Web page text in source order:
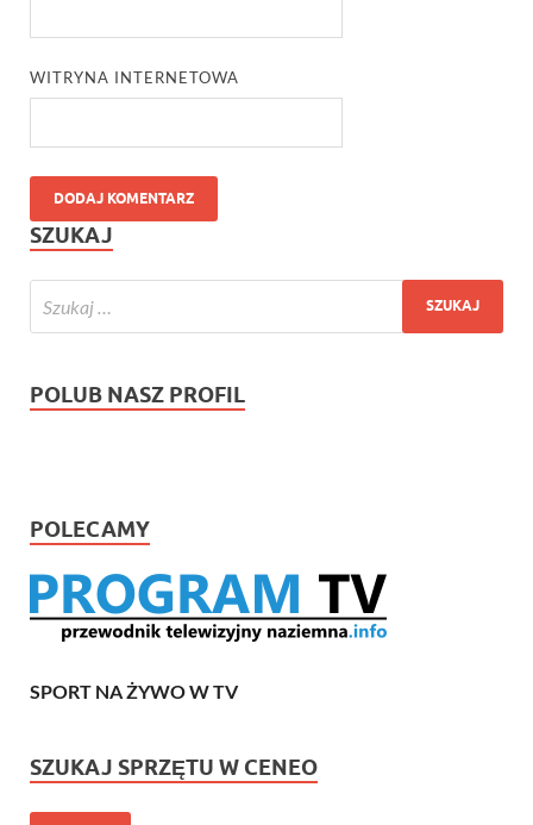
WITRYNA INTERNETOWA
SZUKAJ
POLUB NASZ PROFIL
POLECAMY
SPORT NA ŻYWO W TV
SZUKAJ SPRZĘTU W CENEO